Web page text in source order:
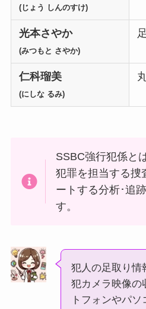
(じょう しんのすけ)
光本さやか
(みつもと さやか)
仁科瑠美
(にしな るみ)
SSBC強行犯係と
犯罪を担当する捜
ートする分析･追
す。
犯人の足取り情
犯カメラ映像の
トフォンやパソ